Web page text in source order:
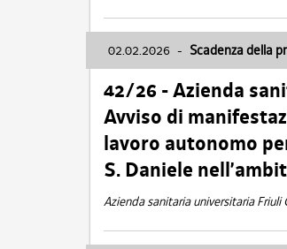
02.02.2026 - Scadenza della
42/26 - Azienda
Avviso di
lavoro autonomo
S. Daniele
Azienda sanitaria universitaria Friuli